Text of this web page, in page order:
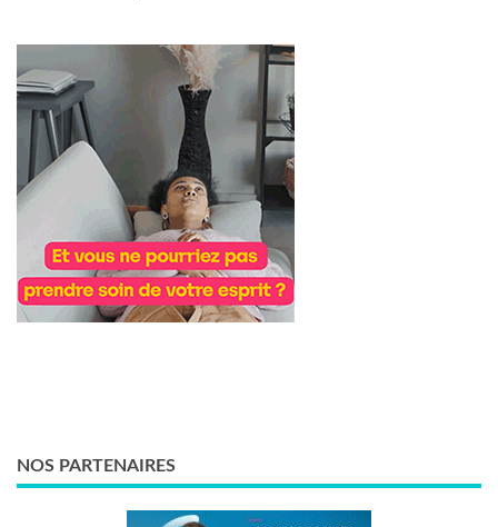
NOS PARTENAIRES